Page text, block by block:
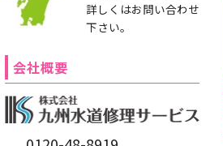
詳しくはお問い合わせ
下さい。
会社概要